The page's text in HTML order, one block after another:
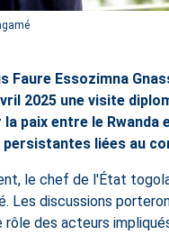
Faure Essozimna
2025 une visite
paix entre le Rwanda
liées au
le chef de l'État
Les discussions
rôle des acteurs